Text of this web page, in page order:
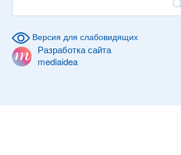
Версия для слабовидящих
Разработка сайта
mediaidea